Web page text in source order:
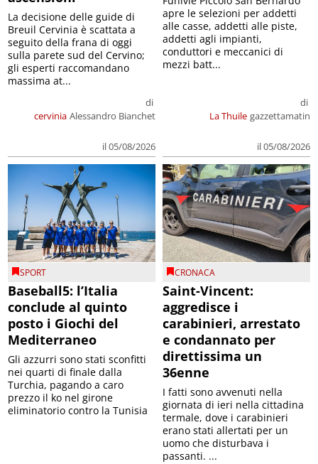
cervinia
di
Alessandro Bianchet
il 05/08/2026
La decisione delle guide di
Breuil Cervinia è scattata a
seguito della frana di oggi
sulla parete sud del Cervino;
gli esperti raccomandano
massima at...
La Thuile
di
gazzettamatin
il 05/08/2026
apre le selezioni per addetti
alle casse, addetti alle piste,
addetti agli impianti,
conduttori e meccanici di
mezzi batt...
SPORT
Baseball5: l’Italia
conclude al quinto
posto i Giochi del
Mediterraneo
Gli azzurri sono stati sconfitti
nei quarti di finale dalla
Turchia, pagando a caro
prezzo il ko nel girone
eliminatorio contro la Tunisia
CRONACA
Saint-Vincent:
aggredisce i
carabinieri, arrestato
e condannato per
direttissima un
36enne
I fatti sono avvenuti nella
giornata di ieri nella cittadina
termale, dove i carabinieri
erano stati allertati per un
uomo che disturbava i
passanti. ...